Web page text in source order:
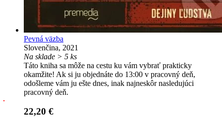
Pevná väzba
Slovenčina, 2021
Na sklade > 5 ks
Táto kniha sa môže na cestu ku vám vybrať prakticky
okamžite! Ak si ju objednáte do 13:00 v pracovný deň,
odošleme vám ju ešte dnes, inak najneskôr nasledujúci
pracovný deň.
22,20 €